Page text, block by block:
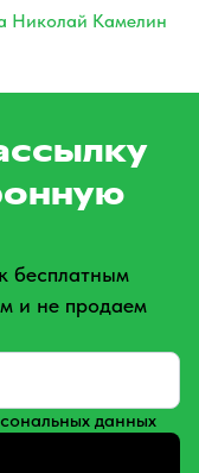
Николай Камелин
бесплатным
и не продаем
данных